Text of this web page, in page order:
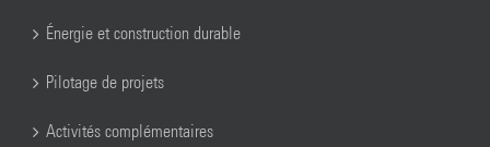
Énergie et construction durable
Pilotage de projets
Activités complémentaires